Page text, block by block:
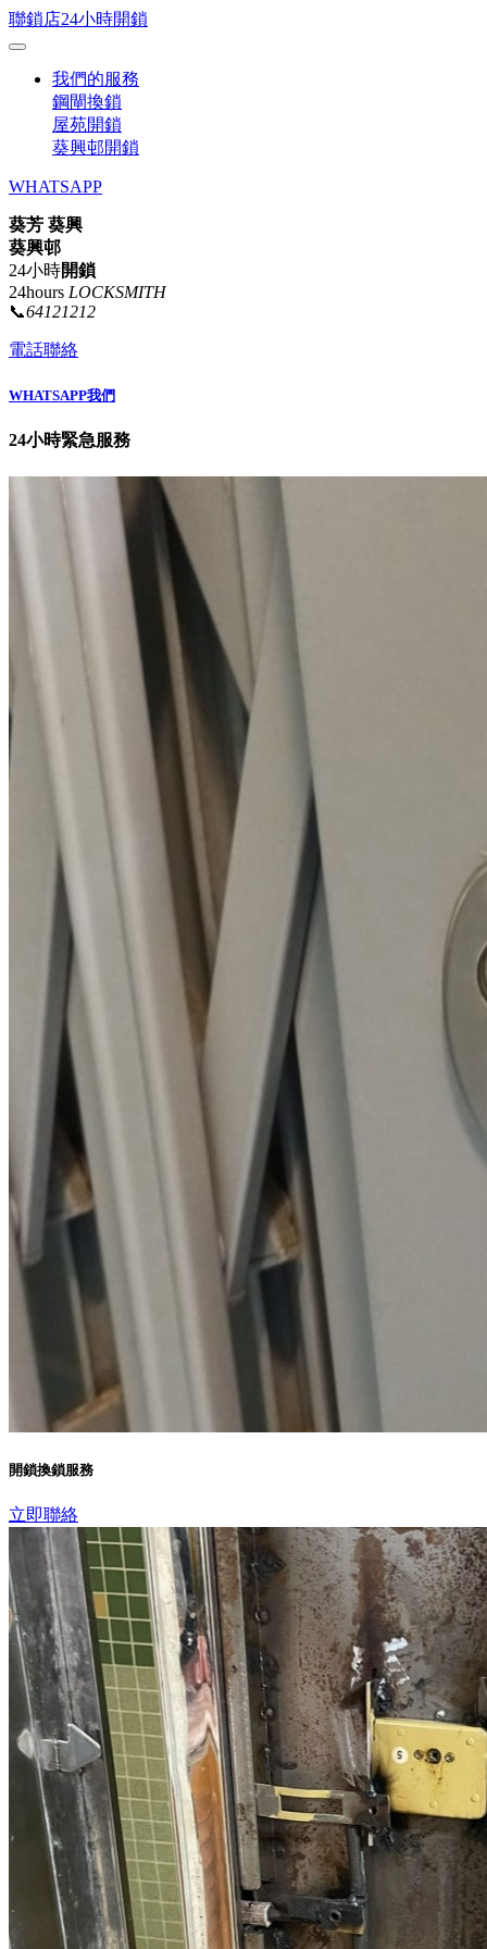
聯鎖店24小時開鎖
我們的服務
鋼閘換鎖
屋苑開鎖
葵興邨開鎖
WHATSAPP
葵芳 葵興
葵興邨
24小時開鎖
24hours LOCKSMITH
📞64121212
電話聯絡
WHATSAPP我們
24小時緊急服務
開鎖換鎖服務
立即聯絡